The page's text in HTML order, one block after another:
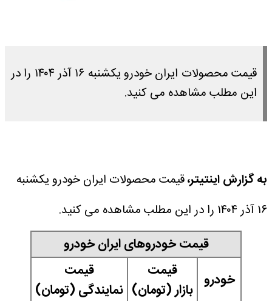
قیمت محصولات ایران خودرو یکشنبه ۱۶ آذر ۱۴۰۴ را در
این مطلب مشاهده می کنید.
به گزارش اینتیتر،قیمت محصولات ایران خودرو یکشنبه
۱۶ آذر ۱۴۰۴ را در این مطلب مشاهده می کنید.
قیمت خودروهای ایران خودرو
خودرو
قیمت
بازار (تومان)
قیمت
نمایندگی (تومان)